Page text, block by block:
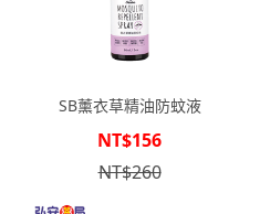
SB薰衣草精油防蚊液
NT$156
NT$260